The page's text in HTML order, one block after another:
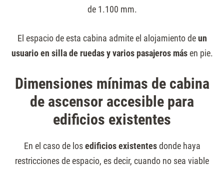
de 1.100 mm.
El espacio de esta cabina admite el alojamiento deun
usuario en silla de ruedas y varios pasajeros másen pie.
Dimensiones mínimas de cabina
de ascensor accesible para
edificios existentes
En el caso de losedificios existentesdonde haya
restricciones de espacio, es decir, cuando no sea viable